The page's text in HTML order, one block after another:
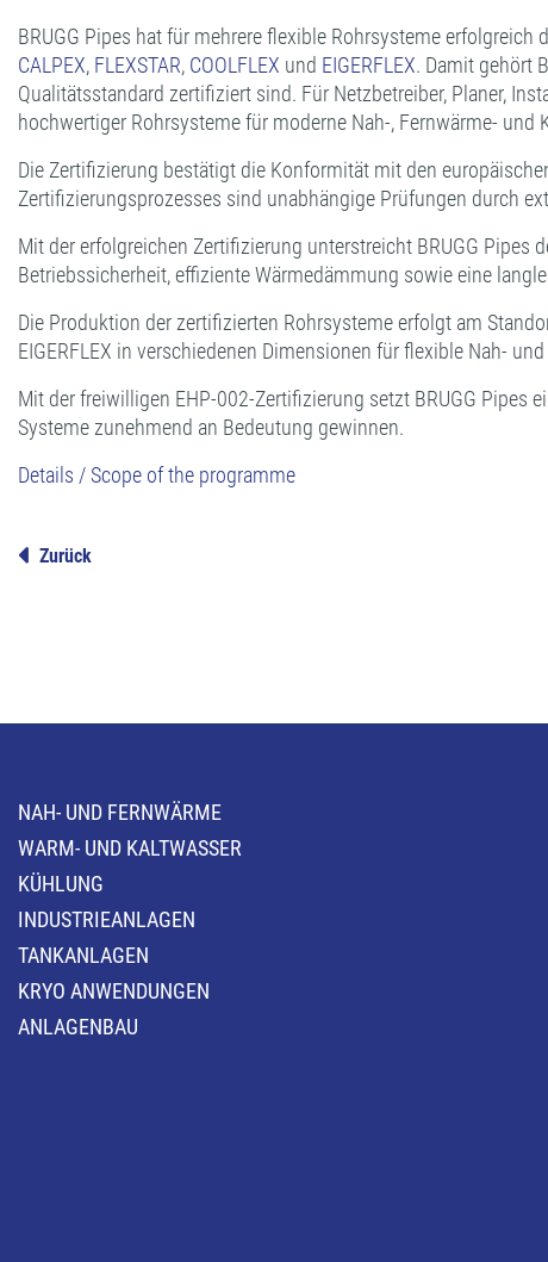
BRUGG Pipes hat für mehrere flexible Rohrsysteme
CALPEX, FLEXSTAR, COOLFLEX und EIGERFLEX. Damit gehört
Qualitätsstandard zertifiziert sind. Für Netzbetreiber, Planer,
hochwertiger Rohrsysteme für moderne Nah-, Fernwärme- und
Die Zertifizierung bestätigt die Konformität mit den
Zertifizierungsprozesses sind unabhängige Prüfungen durch
Mit der erfolgreichen Zertifizierung unterstreicht BRUGG Pipes
Betriebssicherheit, effiziente Wärmedämmung sowie eine
Die Produktion der zertifizierten Rohrsysteme erfolgt am
EIGERFLEX in verschiedenen Dimensionen für flexible Nah-
Mit der freiwilligen EHP-002-Zertifizierung setzt BRUGG Pipes
Systeme zunehmend an Bedeutung gewinnen.
Details / Scope of the programme
Zurück
NAH- UND FERNWÄRME
WARM- UND KALTWASSER
KÜHLUNG
INDUSTRIEANLAGEN
TANKANLAGEN
KRYO ANWENDUNGEN
ANLAGENBAU